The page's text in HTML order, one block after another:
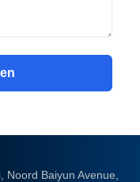
Baiyun Avenue,